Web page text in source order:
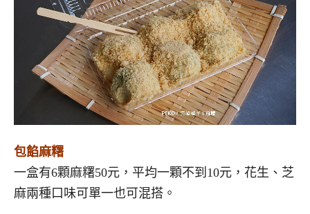
包餡麻糬
一盒有6顆麻糬50元，平均一顆不到10元，花生、芝
麻兩種口味可單一也可混搭。